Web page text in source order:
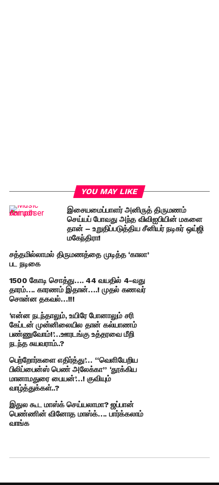
YOU MAY LIKE
இசையமைப்பாளர் அனிருத் திருமணம்
செய்யப் போவது அந்த விவிஐபியின் மகளை
தான் – உறுதிப்படுத்திய சீனியர் நடிகர் ஒய்ஜி
மகேந்திரா!
சத்தமில்லாமல் திருமணத்தை முடித்த ‘காலா’
பட நடிகை
1500 கோடி சொத்து…. 44 வயதில் 4-வது
தாரம்…. காரணம் இதான்….! முதல் கணவர்
சொன்ன தகவல்…!!!
‘என்ன நடந்தாலும், உயிரே போனாலும் சரி
கேப்டன் முன்னிலையில தான் கல்யாணம்
பண்ணுவோம்!’…ஊரடங்கு உத்தரவை மீறி
நடந்த சுயவராம்..?
பெற்றோர்களை எதிர்த்து’… “வெளியேறிய
பிலிப்பைன்ஸ் பெண் அலேக்கா” ‘தூக்கிய
மானாமதுரை பையன்’…! குவியும்
வாழ்த்துக்கள்..?
இதுல கூட மாஸ்க் செய்யலாமா? ஜப்பான்
பெண்ணின் வினோத மாஸ்க்…. பார்க்கலாம்
வாங்க